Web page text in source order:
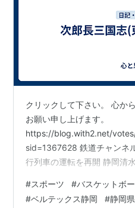
クリックして下さい。 心か
お願い申し上げます。
https://blog.with2.net/
sid=1367628 鉄道チャンネ
行列車の運転を再開 静岡清
静岡新聞電子版 静岡市葵区
谷運動場に移転整備へ JR東
#スポーツ #バスケットボ
#ベルテックス静岡 #静岡県